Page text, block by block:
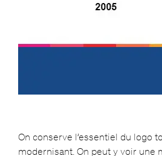
On conserve l’essentiel du logo
modernisant. On peut y voir une